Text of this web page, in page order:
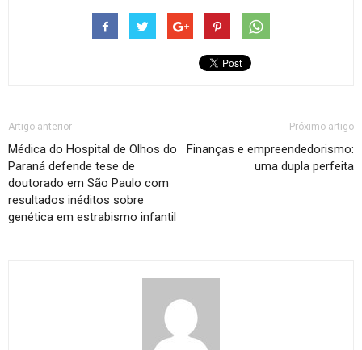
Artigo anterior
Médica do Hospital de Olhos do
Paraná defende tese de
doutorado em São Paulo com
resultados inéditos sobre
genética em estrabismo infantil
Próximo artigo
Finanças e empreendedorismo:
uma dupla perfeita